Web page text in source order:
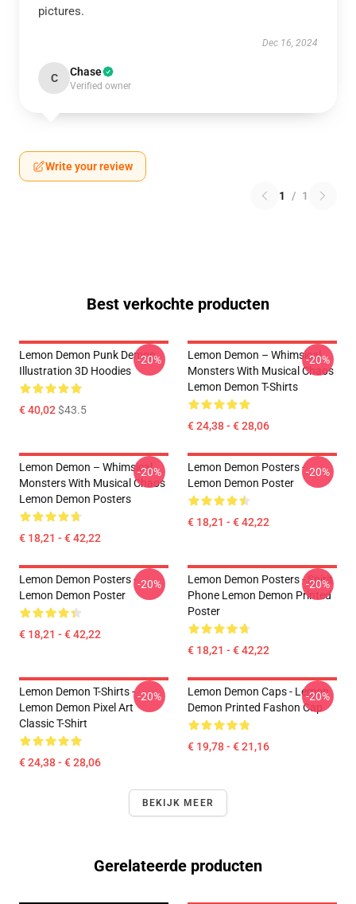
pictures.
Dec 16, 2024
C Chase
Verified owner
Write your review
1 / 1
Best verkochte producten
Lemon Demon Punk Demon
Illustration 3D Hoodies
€ 40,02$43.5
-20%
Lemon Demon – Whimsical
Monsters With Musical Chaos
Lemon Demon T-Shirts
€ 24,38 - € 28,06
-20%
Lemon Demon – Whimsical
Monsters With Musical Chaos
Lemon Demon Posters
€ 18,21 - € 42,22
-20%
Lemon Demon Posters -
Lemon Demon Poster
€ 18,21 - € 42,22
-20%
Lemon Demon Posters -
Lemon Demon Poster
€ 18,21 - € 42,22
-20%
Lemon Demon Posters - Spirit
Phone Lemon Demon Printed
Poster
€ 18,21 - € 42,22
-20%
Lemon Demon T-Shirts -
Lemon Demon Pixel Art
Classic T-Shirt
€ 24,38 - € 28,06
-20%
Lemon Demon Caps - Lemon
Demon Printed Fashon Cap
€ 19,78 - € 21,16
-20%
BEKIJK MEER
Gerelateerde producten